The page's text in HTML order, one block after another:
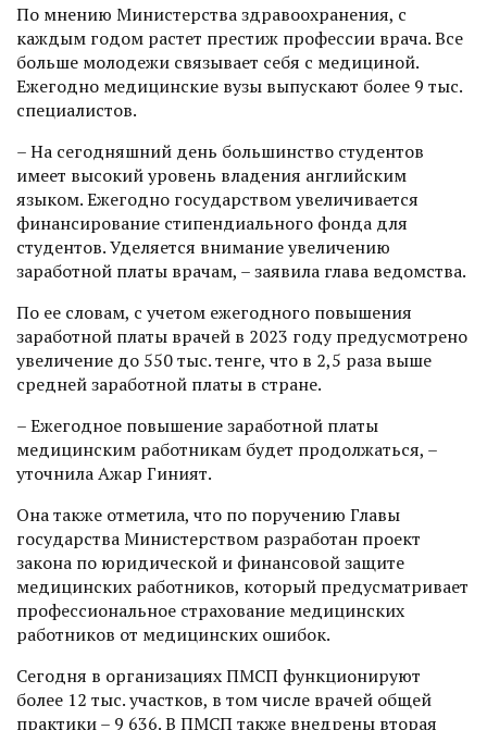
По мнению Министерства здравоохранения, с
каждым годом растет престиж профессии врача. Все
больше молодежи связывает себя с медициной.
Ежегодно медицинские вузы выпускают более 9 тыс.
специалистов.
– На сегодняшний день большинство студентов
имеет высокий уровень владения английским
языком. Ежегодно государством увеличивается
финансирование стипендиального фонда для
студентов. Уделяется внимание увеличению
заработной платы врачам, – заявила глава ведомства.
По ее словам, с учетом ежегодного повышения
заработной платы врачей в 2023 году предусмотрено
увеличение до 550 тыс. тенге, что в 2,5 раза выше
средней заработной платы в стране.
– Ежегодное повышение заработной платы
медицинским работникам будет продолжаться, –
уточнила Ажар Гиният.
Она также отметила, что по поручению Главы
государства Министерством разработан проект
закона по юридической и финансовой защите
медицинских работников, который предусматривает
профессиональное страхование медицинских
работников от медицинских ошибок.
Сегодня в организациях ПМСП функционируют
более 12 тыс. участков, в том числе врачей общей
практики – 9 636. В ПМСП также внедрены вторая